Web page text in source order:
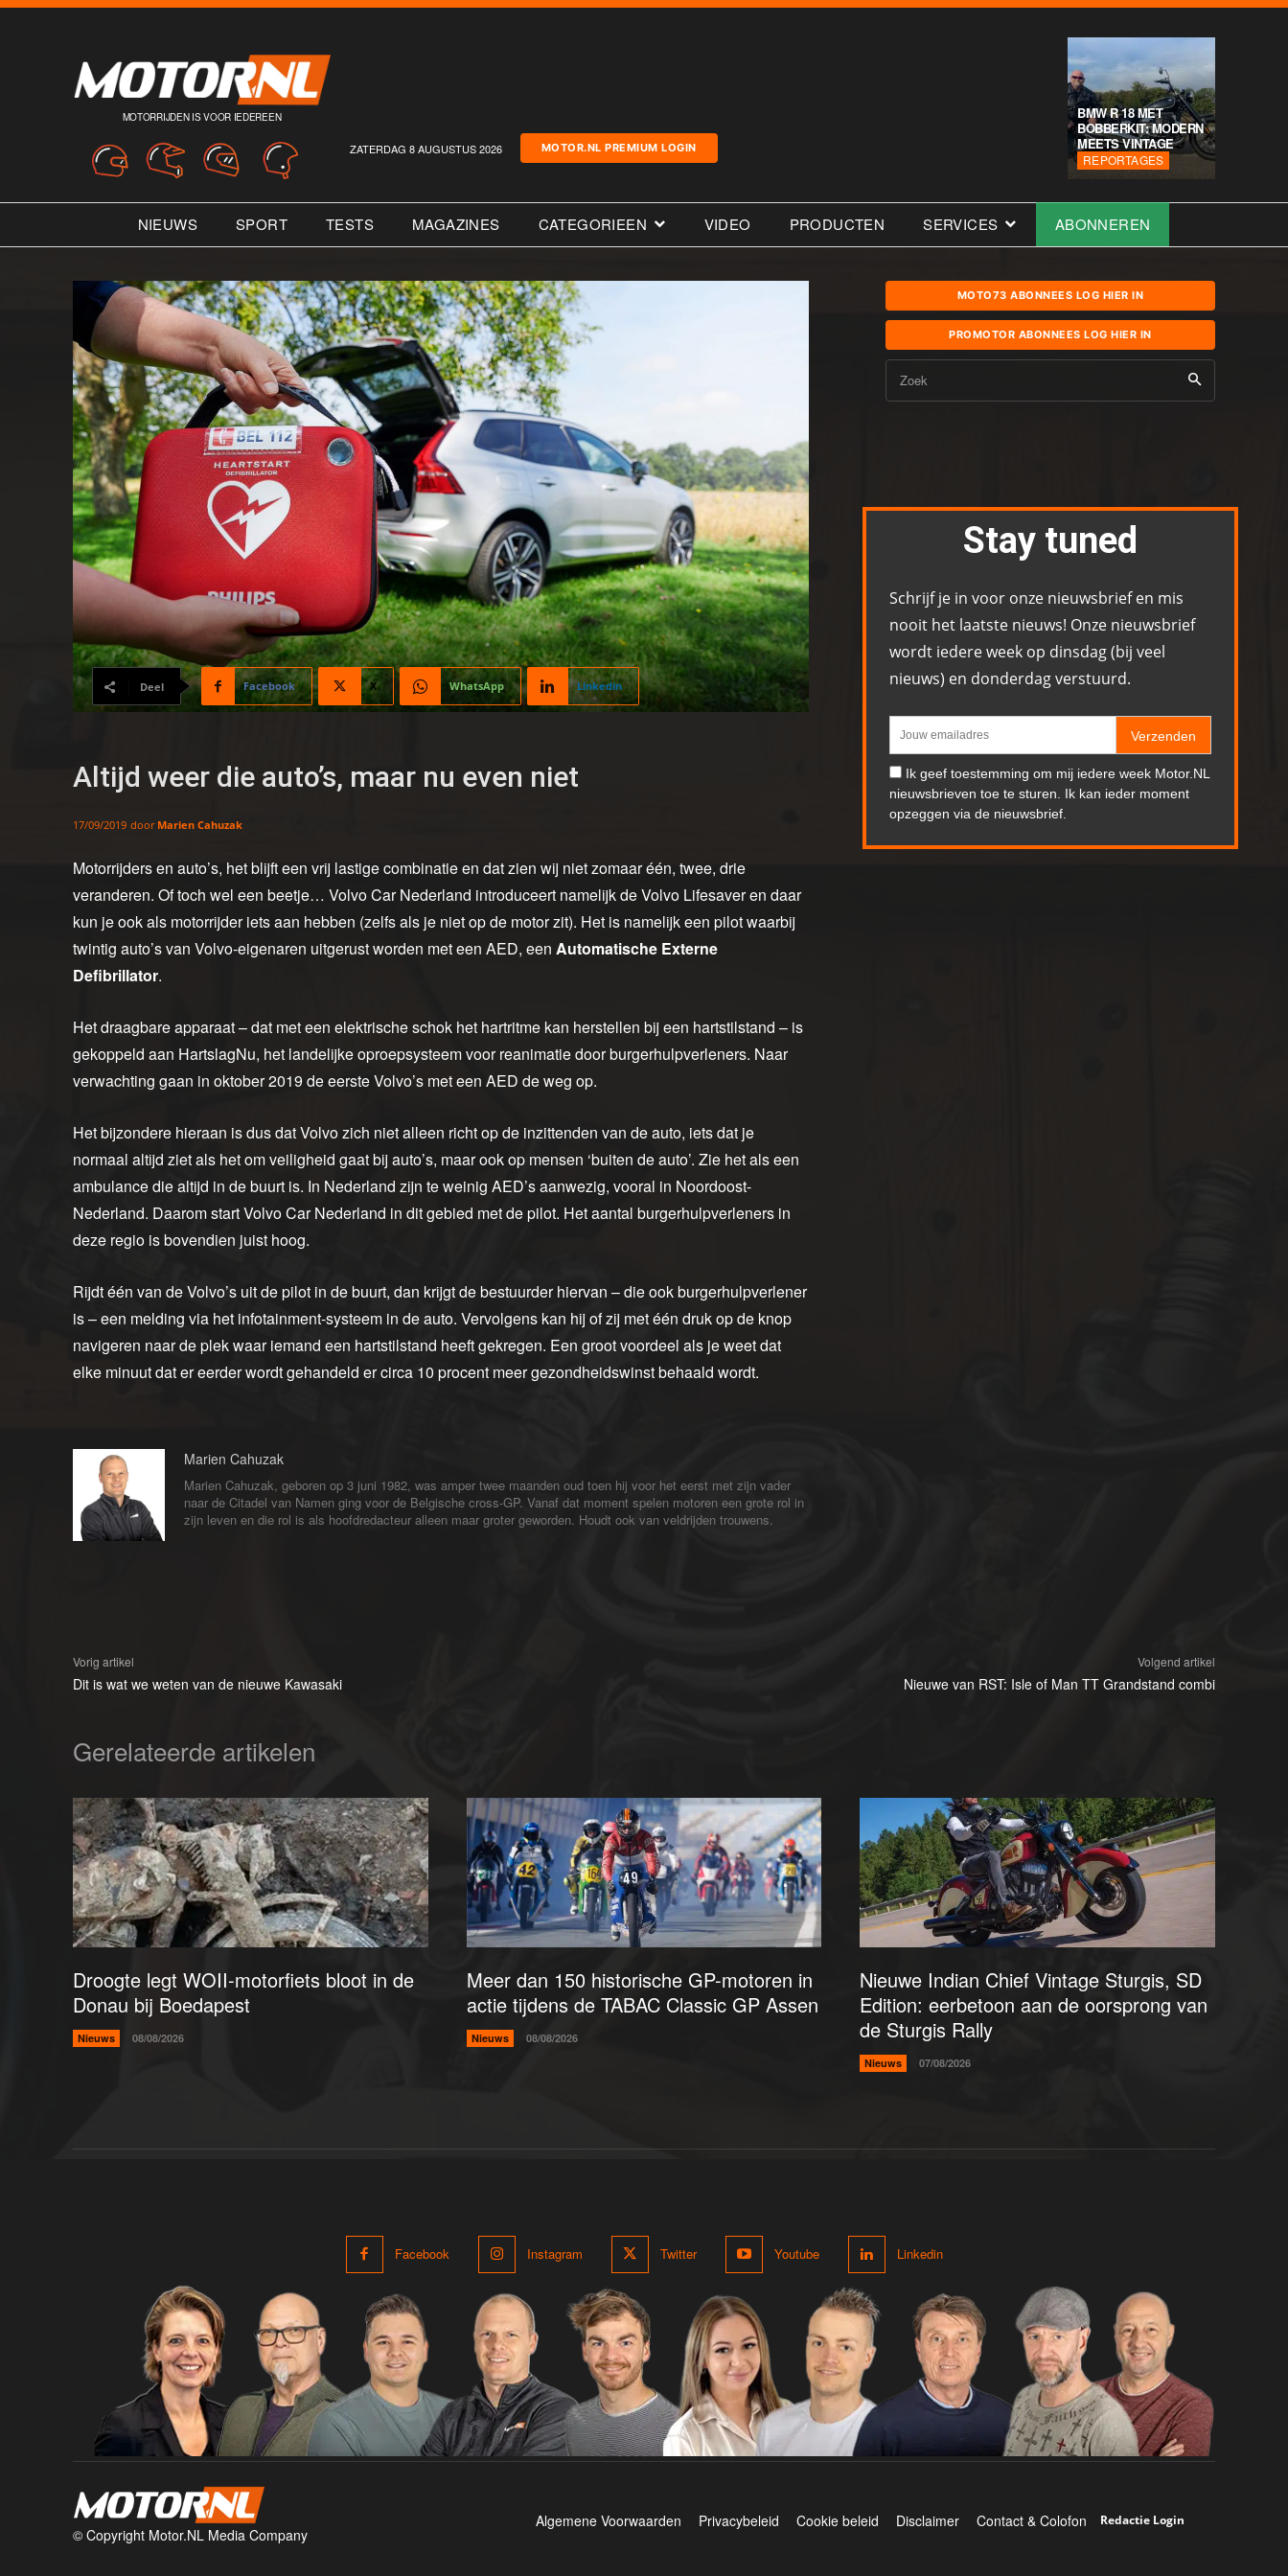
MOTORRIJDEN IS VOOR IEDEREEN
ZATERDAG 8 AUGUSTUS 2026 MOTOR.NL PREMIUM LOGIN
BMW R 18 MET
BOBBERKIT: MODERN
MEETS VINTAGE
REPORTAGES
NIEUWS SPORT TESTS MAGAZINES CATEGORIEEN VIDEO PRODUCTEN SERVICES ABONNEREN
Deel Facebook X WhatsApp Linkedin
Altijd weer die auto’s, maar nu even niet
17/09/2019 door Marien Cahuzak
Motorrijders en auto’s, het blijft een vrij lastige combinatie en dat zien wij niet zomaar één, twee, drie
veranderen. Of toch wel een beetje… Volvo Car Nederland introduceert namelijk de Volvo Lifesaver en daar
kun je ook als motorrijder iets aan hebben (zelfs als je niet op de motor zit). Het is namelijk een pilot waarbij
twintig auto’s van Volvo-eigenaren uitgerust worden met een AED, een Automatische Externe
Defibrillator.
Het draagbare apparaat – dat met een elektrische schok het hartritme kan herstellen bij een hartstilstand – is
gekoppeld aan HartslagNu, het landelijke oproepsysteem voor reanimatie door burgerhulpverleners. Naar
verwachting gaan in oktober 2019 de eerste Volvo’s met een AED de weg op.
Het bijzondere hieraan is dus dat Volvo zich niet alleen richt op de inzittenden van de auto, iets dat je
normaal altijd ziet als het om veiligheid gaat bij auto’s, maar ook op mensen ‘buiten de auto’. Zie het als een
ambulance die altijd in de buurt is. In Nederland zijn te weinig AED’s aanwezig, vooral in Noordoost-
Nederland. Daarom start Volvo Car Nederland in dit gebied met de pilot. Het aantal burgerhulpverleners in
deze regio is bovendien juist hoog.
Rijdt één van de Volvo’s uit de pilot in de buurt, dan krijgt de bestuurder hiervan – die ook burgerhulpverlener
is – een melding via het infotainment-systeem in de auto. Vervolgens kan hij of zij met één druk op de knop
navigeren naar de plek waar iemand een hartstilstand heeft gekregen. Een groot voordeel als je weet dat
elke minuut dat er eerder wordt gehandeld er circa 10 procent meer gezondheidswinst behaald wordt.
Marien Cahuzak
Marien Cahuzak, geboren op 3 juni 1982, was amper twee maanden oud toen hij voor het eerst met zijn vader
naar de Citadel van Namen ging voor de Belgische cross-GP. Vanaf dat moment spelen motoren een grote rol in
zijn leven en die rol is als hoofdredacteur alleen maar groter geworden. Houdt ook van veldrijden trouwens.
MOTO73 ABONNEES LOG HIER IN
PROMOTOR ABONNEES LOG HIER IN
Zoek
Stay tuned
Schrijf je in voor onze nieuwsbrief en mis
nooit het laatste nieuws! Onze nieuwsbrief
wordt iedere week op dinsdag (bij veel
nieuws) en donderdag verstuurd.
Verzenden
Ik geef toestemming om mij iedere week Motor.NL
nieuwsbrieven toe te sturen. Ik kan ieder moment
opzeggen via de nieuwsbrief.
Vorig artikel
Dit is wat we weten van de nieuwe Kawasaki
Volgend artikel
Nieuwe van RST: Isle of Man TT Grandstand combi
Gerelateerde artikelen
Droogte legt WOII-motorfiets bloot in de
Donau bij Boedapest
Nieuws 08/08/2026
Meer dan 150 historische GP-motoren in
actie tijdens de TABAC Classic GP Assen
Nieuws 08/08/2026
Nieuwe Indian Chief Vintage Sturgis, SD
Edition: eerbetoon aan de oorsprong van
de Sturgis Rally
Nieuws 07/08/2026
Facebook Instagram Twitter Youtube Linkedin
© Copyright Motor.NL Media Company
Algemene Voorwaarden Privacybeleid Cookie beleid Disclaimer Contact & Colofon Redactie Login